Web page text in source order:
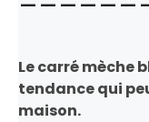
Le carré mèche
tendance qui
maison.